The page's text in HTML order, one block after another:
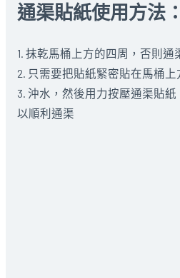
通渠貼紙使用方法：
1. 抹乾馬桶上方的四周，否則通
2. 只需要把貼紙緊密貼在馬桶
3. 沖水，然後用力按壓通渠貼
以順利通渠